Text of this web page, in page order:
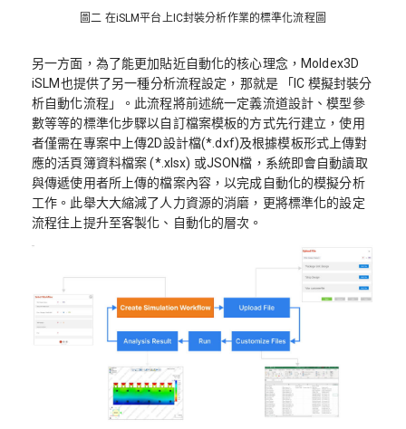
圖二 在iSLM平台上IC封裝分析作業的標準化流程圖
另一方面，為了能更加貼近自動化的核心理念，Moldex3D
iSLM也提供了另一種分析流程設定，那就是 「IC 模擬封裝分
析自動化流程」。此流程將前述統一定義流道設計、模型參
數等等的標準化步驟以自訂檔案模板的方式先行建立，使用
者僅需在專案中上傳2D設計檔(*.dxf)及根據模板形式上傳對
應的活頁簿資料檔案 (*.xlsx) 或JSON檔，系統即會自動讀取
與傳遞使用者所上傳的檔案內容，以完成自動化的模擬分析
工作。此舉大大縮減了人力資源的消磨，更將標準化的設定
流程往上提升至客製化、自動化的層次。